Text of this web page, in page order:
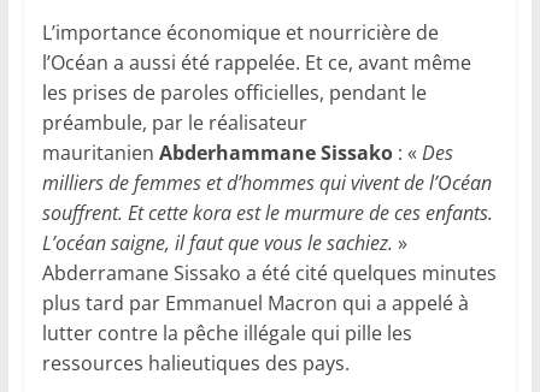
L’importance économique et nourricière de
l’Océan a aussi été rappelée. Et ce, avant même
les prises de paroles officielles, pendant le
préambule, par le réalisateur
mauritanien Abderhammane Sissako: « Des
milliers de femmes et d’hommes qui vivent de l’Océan
souffrent. Et cette kora est le murmure de ces enfants.
L’océan saigne, il faut que vous le sachiez. »
Abderramane Sissako a été cité quelques minutes
plus tard par Emmanuel Macron qui a appelé à
lutter contre la pêche illégale qui pille les
ressources halieutiques des pays.